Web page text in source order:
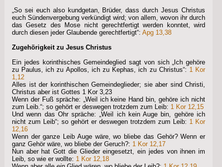
„So sei euch also kundgetan, Brüder, dass durch Jesus Christus
euch Sündenvergebung verkündigt wird; von allem, wovon ihr durch
das Gesetz des Mose nicht gerechtfertigt werden konntet, wird
durch diesen jeder Glaubende gerechtfertigt“: Apg 13,38
Zugehörigkeit zu Jesus Christus
Ein jedes korinthisches Gemeindeglied sagt von sich „Ich gehöre
zu Paulus, ich zu Apollos, ich zu Kephas, ich zu Christus“: 1 Kor
1,12
Alles ist der korinthischen Gemeindeglieder; sie aber sind Christi,
Christus aber ist Gottes 1 Kor 3,23
Wenn der Fuß spräche: „Weil ich keine Hand bin, gehöre ich nicht
zum Leib.“; so gehört er deswegen trotzdem zum Leib: 1 Kor 12,15
Und wenn das Ohr spräche: „Weil ich kein Auge bin, gehöre ich
nicht zum Leib“; so gehört er deswegen trotzdem zum Leib: 1 Kor
12,16
Wenn der ganze Leib Auge wäre, wo bliebe das Gehör? Wenn er
ganz Gehör wäre, wo bliebe der Geruch?: 1 Kor 12,17
Nun aber hat Gott die Glieder eingesetzt, ein jedes von ihnen im
Leib, so wie er wollte: 1 Kor 12,18